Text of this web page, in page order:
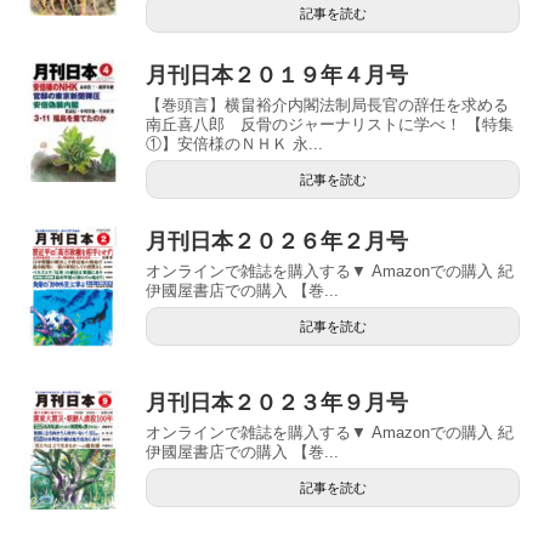
記事を読む
月刊日本２０１９年４月号
【巻頭言】横畠裕介内閣法制局長官の辞任を求める
南丘喜八郎 反骨のジャーナリストに学べ！ 【特集
①】安倍様のＮＨＫ 永...
記事を読む
月刊日本２０２６年２月号
オンラインで雑誌を購入する▼ Amazonでの購入 紀
伊國屋書店での購入 【巻...
記事を読む
月刊日本２０２３年９月号
オンラインで雑誌を購入する▼ Amazonでの購入 紀
伊國屋書店での購入 【巻...
記事を読む